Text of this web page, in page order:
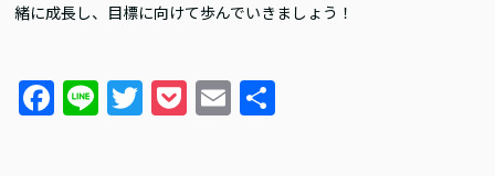
緒に成長し、目標に向けて歩んでいきましょう！
F
a
Li
n
T
w
P
o
E
m